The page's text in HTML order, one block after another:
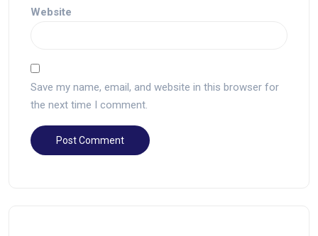
Website
Save my name, email, and website in this browser for
the next time I comment.